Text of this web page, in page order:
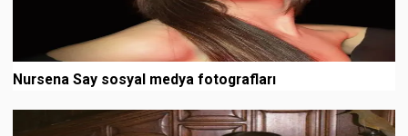
Nursena Say sosyal medya fotografları